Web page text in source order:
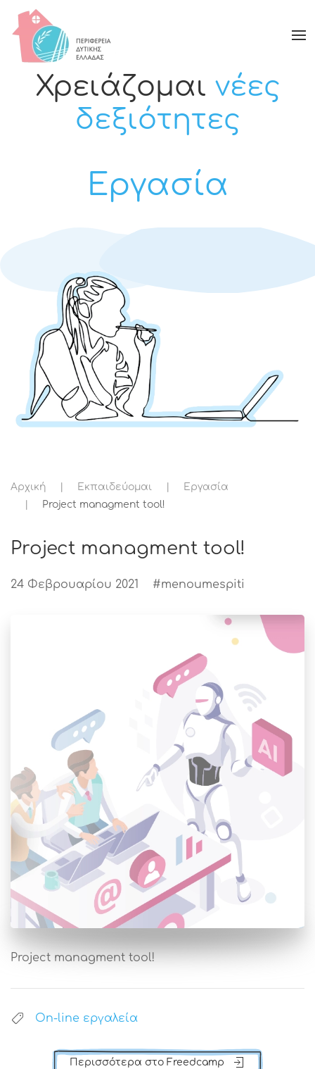
Χρειάζομαι νέες
δεξιότητες
Εργασία
Αρχική Εκπαιδεύομαι
Εργασία
Project managment tool!
Project managment tool!
24 Φεβρουαρίου 2021 #menoumespiti
Project managment tool!
On-line εργαλεία
Περισσότερα στο Freedcamp